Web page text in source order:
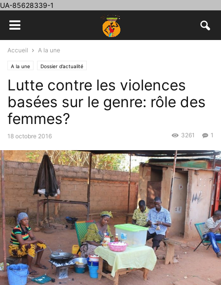
UA-85628339-1
Accueil A la une
A la une Dossier d’actualité
Lutte contre les violences
basées sur le genre: rôle des
femmes?
18 octobre 2016 1
3261